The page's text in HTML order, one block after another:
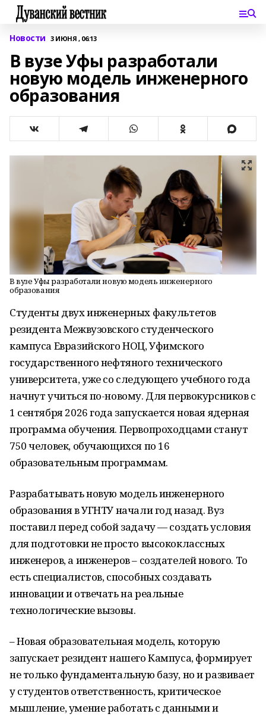
Новости 3 ИЮНЯ , 06:13
В вузе Уфы разработали
новую модель инженерного
образования
В вузе Уфы разработали новую модель инженерного
образования
Студенты двух инженерных факультетов
резидента Межвузовского студенческого
кампуса Евразийского НОЦ, Уфимского
государственного нефтяного технического
университета, уже со следующего учебного года
начнут учиться по-новому. Для первокурсников c
1 сентября 2026 года запускается новая ядерная
программа обучения. Первопроходцами станут
750 человек, обучающихся по 16
образовательным программам.
Разрабатывать новую модель инженерного
образования в УГНТУ начали год назад. Вуз
поставил перед собой задачу — создать условия
для подготовки не просто высококлассных
инженеров, а инженеров – создателей нового. То
есть специалистов, способных создавать
инновации и отвечать на реальные
технологические вызовы.
– Новая образовательная модель, которую
запускает резидент нашего Кампуса, формирует
не только фундаментальную базу, но и развивает
у студентов ответственность, критическое
мышление, умение работать с данными и